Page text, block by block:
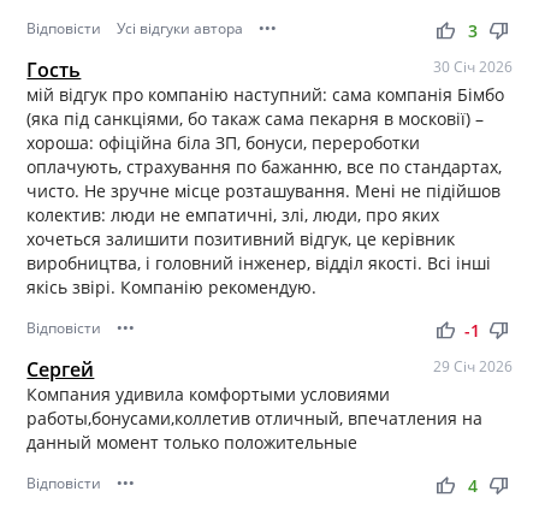
Відповісти Усі відгуки автора ••• thumb_up thumb_down
3
Гость 30 Січ 2026
мій відгук про компанію наступний: сама компанія Бімбо
(яка під санкціями, бо такаж сама пекарня в московії) –
хороша: офіційна біла ЗП, бонуси, перероботки
оплачують, страхування по бажанню, все по стандартах,
чисто. Не зручне місце розташування. Мені не підійшов
колектив: люди не емпатичні, злі, люди, про яких
хочеться залишити позитивний відгук, це керівник
виробництва, і головний інженер, відділ якості. Всі інші
якісь звірі. Компанію рекомендую.
Відповісти ••• thumb_up thumb_down
-1
Сергей 29 Січ 2026
Компания удивила комфортыми условиями
работы,бонусами,коллетив отличный, впечатления на
данный момент только положительные
Відповісти ••• thumb_up thumb_down
4